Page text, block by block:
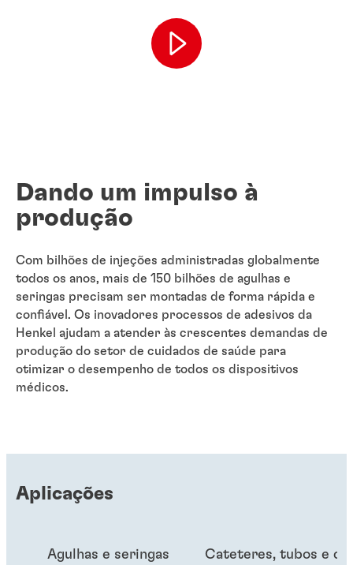
Dando um impulso à
produção
Com bilhões de injeções administradas globalmente
todos os anos, mais de 150 bilhões de agulhas e
seringas precisam ser montadas de forma rápida e
confiável. Os inovadores processos de adesivos da
Henkel ajudam a atender às crescentes demandas de
produção do setor de cuidados de saúde para
otimizar o desempenho de todos os dispositivos
médicos.
Aplicações
Agulhas e seringas Cateteres, tubos e